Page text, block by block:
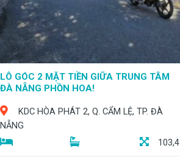
LÔ GÓC 2 MẶT TIỀN GIỮA TRUNG TÂM
ĐÀ NẴNG PHỒN HOA!
KDC HÒA PHÁT 2, Q. CẨM LỆ, TP. ĐÀ
NẴNG
103,4